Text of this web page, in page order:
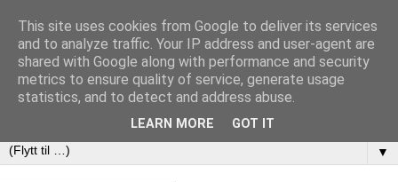
▼
This site uses cookies from Google to deliver its services
and to analyze traffic. Your IP address and user-agent are
shared with Google along with performance and security
metrics to ensure quality of service, generate usage
statistics, and to detect and address abuse.
LEARN MORE GOT IT